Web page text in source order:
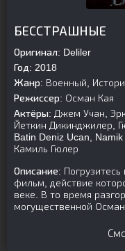
БЕССТРАШНЫЕ
Оригинал: Deliler
Год: 2018
Жанр: Военный,
Режиссер: Осман Кая
Актёры: Джем Учан,
Йеткин Дикинджилер,
Batin Deniz Ucan,
Камиль Гюлер
Описание:
фильм, действие
веке. В то время
могущественной